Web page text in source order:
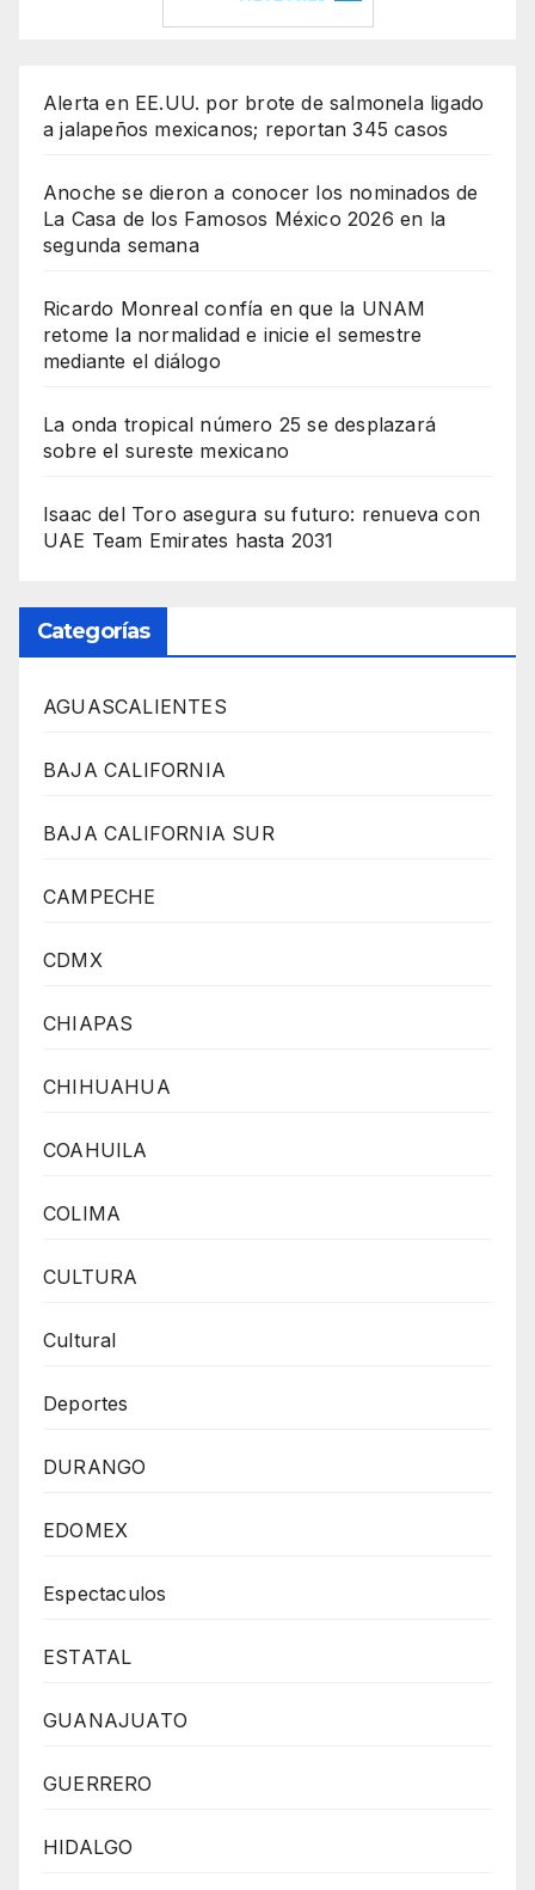
Alerta en EE.UU. por brote de salmonela ligado
a jalapeños mexicanos; reportan 345 casos
Anoche se dieron a conocer los nominados de
La Casa de los Famosos México 2026 en la
segunda semana
Ricardo Monreal confía en que la UNAM
retome la normalidad e inicie el semestre
mediante el diálogo
La onda tropical número 25 se desplazará
sobre el sureste mexicano
Isaac del Toro asegura su futuro: renueva con
UAE Team Emirates hasta 2031
Categorías
AGUASCALIENTES
BAJA CALIFORNIA
BAJA CALIFORNIA SUR
CAMPECHE
CDMX
CHIAPAS
CHIHUAHUA
COAHUILA
COLIMA
CULTURA
Cultural
Deportes
DURANGO
EDOMEX
Espectaculos
ESTATAL
GUANAJUATO
GUERRERO
HIDALGO